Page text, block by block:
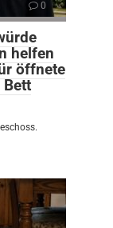
0
helfen
öffnete
Bett